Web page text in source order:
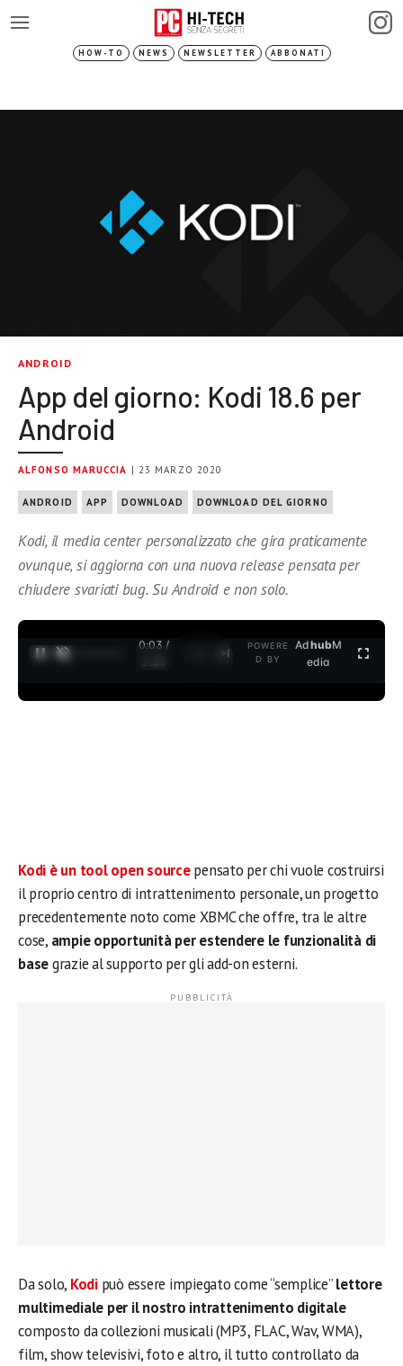
HOW-TO NEWS NEWSLETTER ABBONATI
ANDROID
App del giorno: Kodi 18.6 per
Android
ALFONSO MARUCCIA | 23 MARZO 2020
ANDROID APP DOWNLOAD DOWNLOAD DEL GIORNO
Kodi, il media center personalizzato che gira praticamente
ovunque, si aggiorna con una nuova release pensata per
chiudere svariati bug. Su Android e non solo.
0:03 /
3:35
POWERE
D BY
AdhubM
edia
Kodi è un tool open sourcepensato per chi vuole costruirsi
il proprio centro di intrattenimento personale, un progetto
precedentemente noto come XBMC che offre, tra le altre
cose, ampie opportunità per estendere le funzionalità di
basegrazie al supporto per gli add-on esterni.
Da solo, Kodipuò essere impiegato come “semplice”lettore
multimediale per il nostro intrattenimento digitale
composto da collezioni musicali (MP3, FLAC, Wav, WMA),
film, show televisivi, foto e altro, il tutto controllato da